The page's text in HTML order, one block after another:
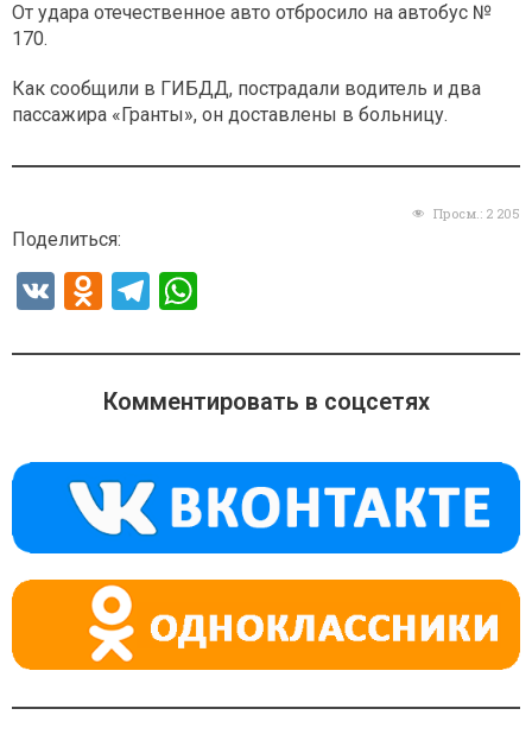
От удара отечественное авто отбросило на автобус №
170.
Как сообщили в ГИБДД, пострадали водитель и два
пассажира «Гранты», он доставлены в больницу.
Просм.: 2 205
Поделиться:
V
O
n
o
a
ss
ni
ki
T
e
gr
m
at
s
p
p
Комментировать в соцсетях